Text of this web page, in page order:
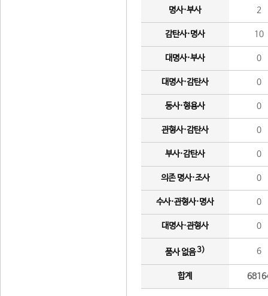
명사·부사 2
감탄사·명사 10
대명사·부사 0
대명사·감탄사 0
동사·형용사 0
관형사·감탄사 0
부사·감탄사 0
의존 명사·조사 0
수사·관형사·명사 0
대명사·관형사 0
품사 없음3) 6
합계